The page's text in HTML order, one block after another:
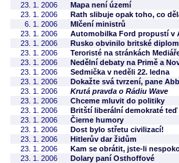
23. 1. 2006
Mapa není území
23. 1. 2006
Rath slibuje opak toho, co
6. 1. 2006
Mlčení ministrů
23. 1. 2006
Automobilka Ford propustí v
23. 1. 2006
Rusko obvinilo britské
23. 1. 2006
Teroristé na stránkách
23. 1. 2006
Nedělní debaty na Primě a
23. 1. 2006
Sedmička v neděli 22. ledna
23. 1. 2006
Dokažte svá tvrzení, pane
23. 1. 2006
Krutá pravda o Rádiu Wave
23. 1. 2006
Chceme mluvit do politiky
23. 1. 2006
Britští liberální demokraté
23. 1. 2006
Čierne humory
23. 1. 2006
Dost bylo střetu civilizací!
23. 1. 2006
Hitlerův dar židům
23. 1. 2006
Kam se obrátit, jste-li
23. 1. 2006
Dolary paní Osthoffové